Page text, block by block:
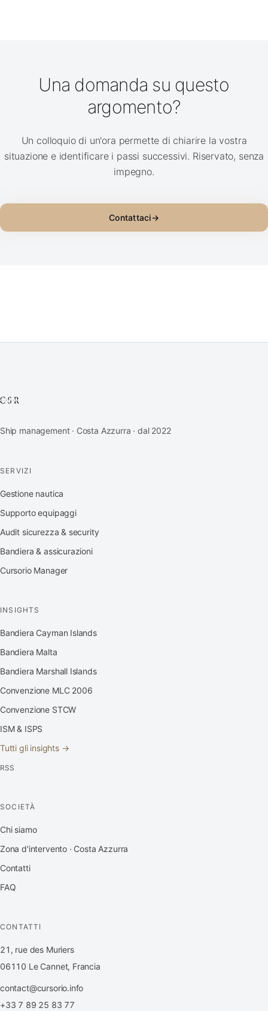
Una domanda su questo
argomento?
Un colloquio di un'ora permette di chiarire la vostra
situazione e identificare i passi successivi. Riservato, senza
impegno.
Contattaci→
Ship management · Costa Azzurra · dal 2022
SERVIZI
Gestione nautica
Supporto equipaggi
Audit sicurezza & security
Bandiera & assicurazioni
Cursorio Manager
INSIGHTS
Bandiera Cayman Islands
Bandiera Malta
Bandiera Marshall Islands
Convenzione MLC 2006
Convenzione STCW
ISM & ISPS
Tutti gli insights →
RSS
SOCIETÀ
Chi siamo
Zona d'intervento · Costa Azzurra
Contatti
FAQ
CONTATTI
21, rue des Muriers
06110 Le Cannet, Francia
contact@cursorio.info
+33 7 89 25 83 77